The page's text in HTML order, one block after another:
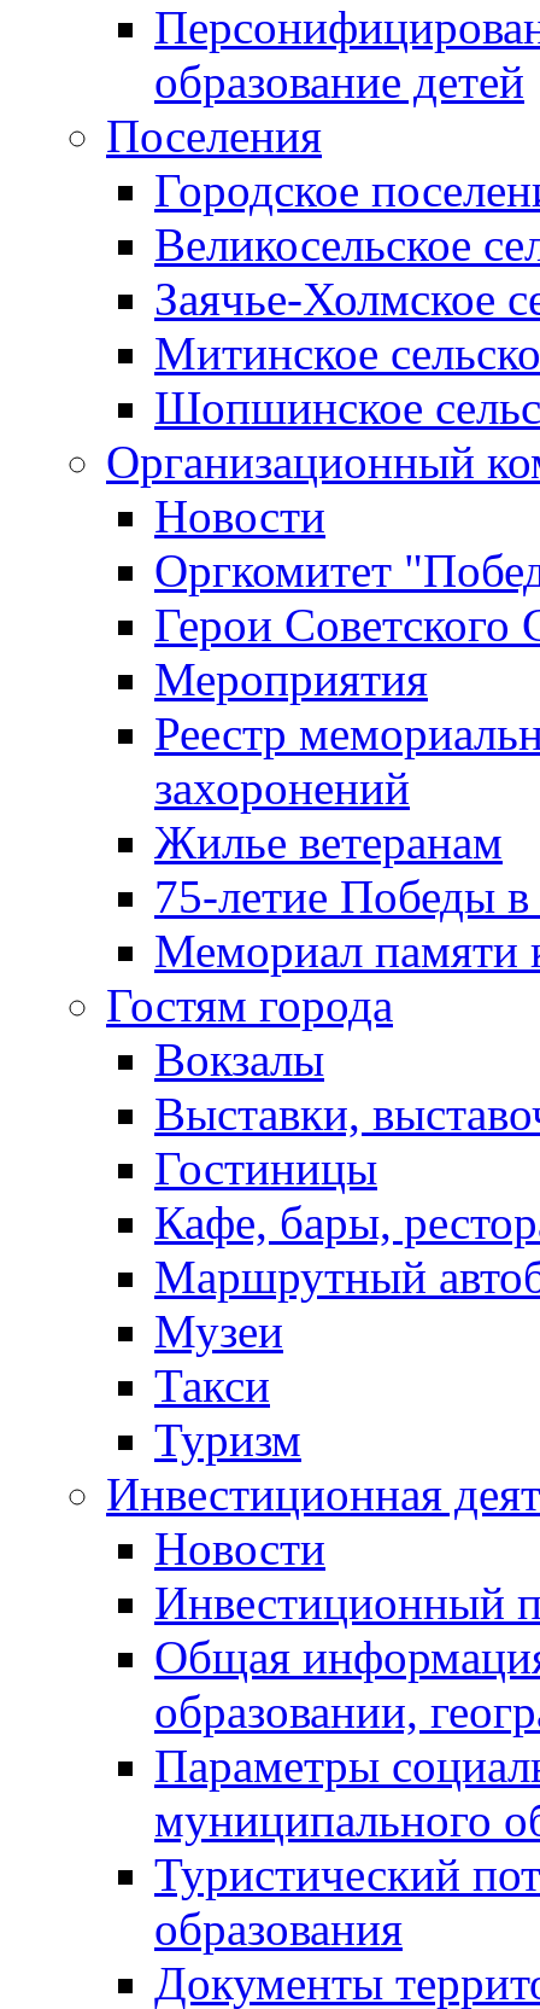
образование детей
Поселения
Городское
Великосельское
Заячье-Холмское
Митинское
Шопшинское
Организационный
Новости
Оргкомитет
Герои Советского
Мероприятия
Реестр
захоронений
Жилье ветеранам
75-летие Победы
Мемориал памяти
Гостям города
Вокзалы
Выставки,
Гостиницы
Кафе, бары,
Маршрутный
Музеи
Такси
Туризм
Инвестиционная
Новости
Инвестиционный
Общая
образовании,
Параметры
муниципального
Туристический
образования
Документы